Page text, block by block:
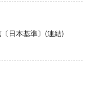
日本基準〕(連結)